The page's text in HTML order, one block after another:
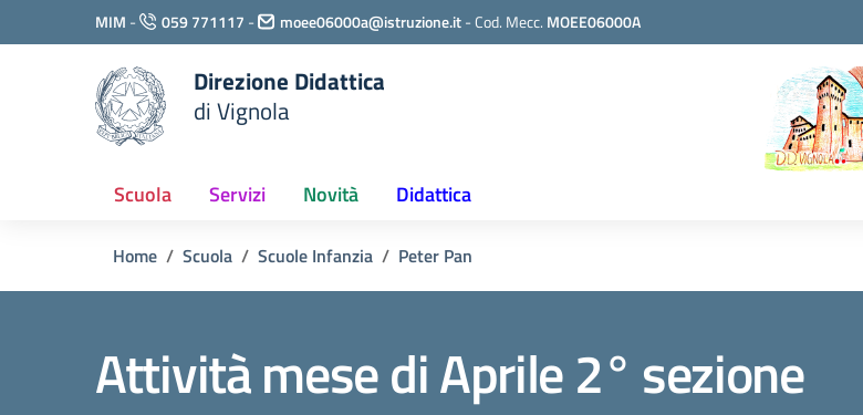
Vai ai contenuti
Vai al menu di navigazione
Vai al footer
MIM - 059 771117 - moee06000a@istruzione.it-Cod. Mecc. MOEE06000A
Direzione Didattica
di Vignola
Scuola Servizi Novità Didattica
Home Scuola Scuole Infanzia Peter Pan
Attività mese di Aprile 2° sezione